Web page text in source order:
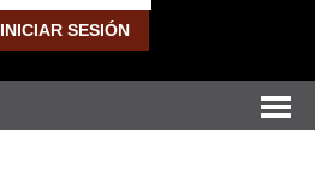
INICIAR SESIÓN